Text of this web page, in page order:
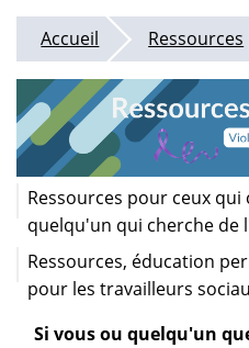
Accueil Ressources
Ressources pour ceux
quelqu'un qui cherche de
Ressources, éducation
pour les travailleurs
Si vous ou quelqu'un